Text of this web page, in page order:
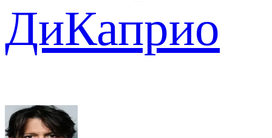
ДиКаприо